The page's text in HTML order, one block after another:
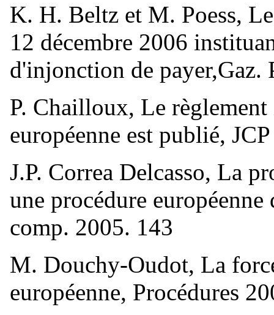
K. H. Beltz et M. Poess,
12 décembre 2006
d'injonction de payer,Gaz.
P. Chailloux, Le
européenne est publié,
J.P. Correa Delcasso, La
une procédure
comp. 2005. 143
M. Douchy-Oudot, La
européenne, Procédures